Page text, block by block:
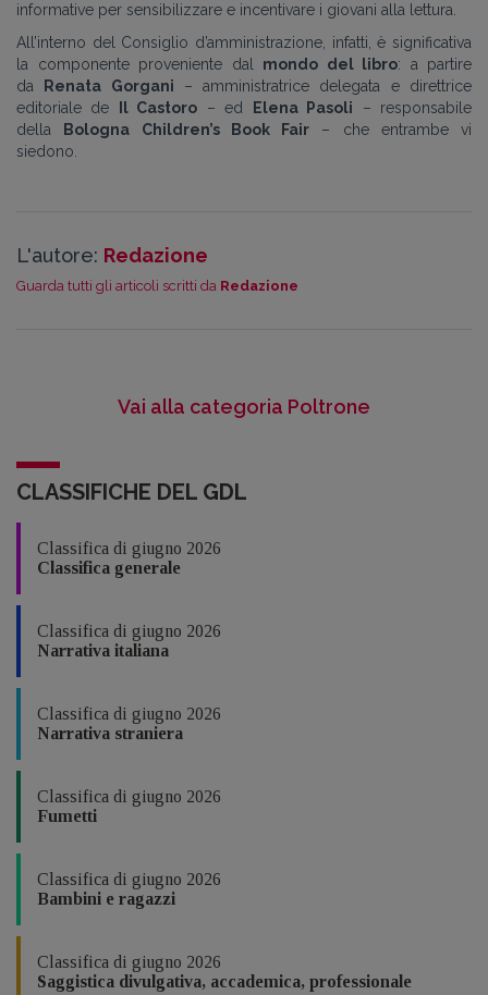
informative per sensibilizzare e incentivare i giovani alla lettura.
All’interno del Consiglio d’amministrazione, infatti, è significativa
la componente proveniente dal mondo del libro: a partire
da
Renata Gorgani – amministratrice delegata e direttrice
editoriale de
Il Castoro – ed Elena Pasoli – responsabile
della
Bologna Children’s Book Fair – che entrambe vi
siedono.
L'autore: Redazione
Guarda tutti gli articoli scritti da Redazione
Vai alla categoria Poltrone
CLASSIFICHE DEL GDL
Classifica di giugno 2026
Classifica generale
Classifica di giugno 2026
Narrativa italiana
Classifica di giugno 2026
Narrativa straniera
Classifica di giugno 2026
Fumetti
Classifica di giugno 2026
Bambini e ragazzi
Classifica di giugno 2026
Saggistica divulgativa, accademica, professionale